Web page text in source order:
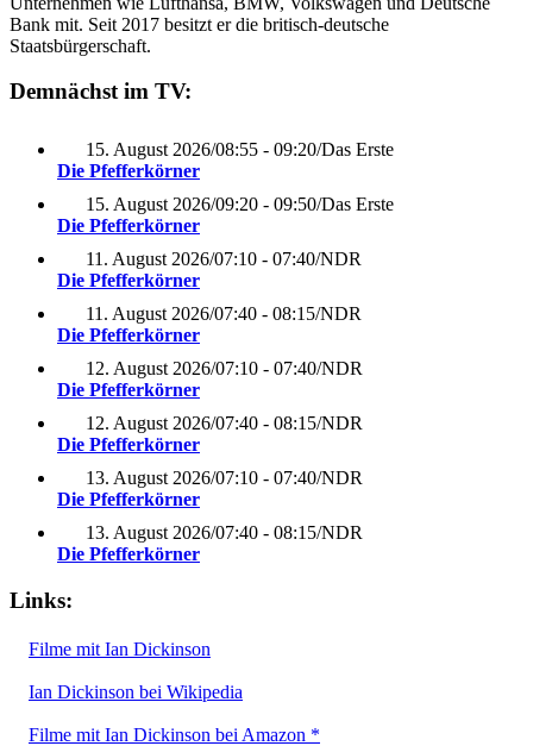
Bank mit. Seit 2017 besitzt er die britisch-deutsche
Staatsbürgerschaft.
Demnächst im TV:
15. August 2026/08:55 - 09:20/Das Erste
Die Pfefferkörner
15. August 2026/09:20 - 09:50/Das Erste
Die Pfefferkörner
11. August 2026/07:10 - 07:40/NDR
Die Pfefferkörner
11. August 2026/07:40 - 08:15/NDR
Die Pfefferkörner
12. August 2026/07:10 - 07:40/NDR
Die Pfefferkörner
12. August 2026/07:40 - 08:15/NDR
Die Pfefferkörner
13. August 2026/07:10 - 07:40/NDR
Die Pfefferkörner
13. August 2026/07:40 - 08:15/NDR
Die Pfefferkörner
Links:
Filme mit Ian Dickinson
Ian Dickinson bei Wikipedia
Filme mit Ian Dickinson bei Amazon *